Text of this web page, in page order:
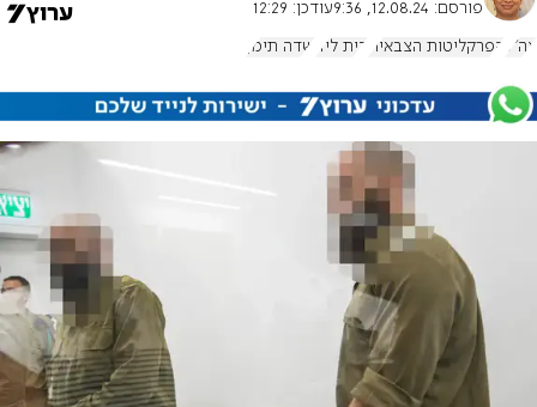
פורסם: 12.08.24, 9:36 עודכן: 12:29
צה"ל הפרקליטות הצבאית בית ליד שדה תימן